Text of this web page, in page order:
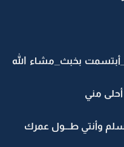
بخبث_مشاء الله
مني
وأنتي طـــول عمرك